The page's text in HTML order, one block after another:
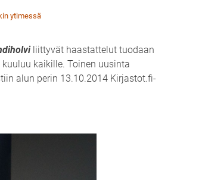
ytimessä
liittyvät haastattelut tuodaan
kaikille. Toinen uusinta
alun perin 13.10.2014 Kirjastot.fi-